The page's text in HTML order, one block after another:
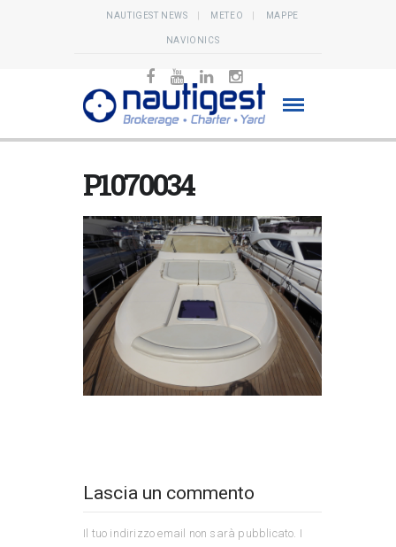
NAUTIGEST NEWS METEO MAPPE
NAVIONICS
P1070034
Lascia un commento
Il tuo indirizzo email non sarà pubblicato. I